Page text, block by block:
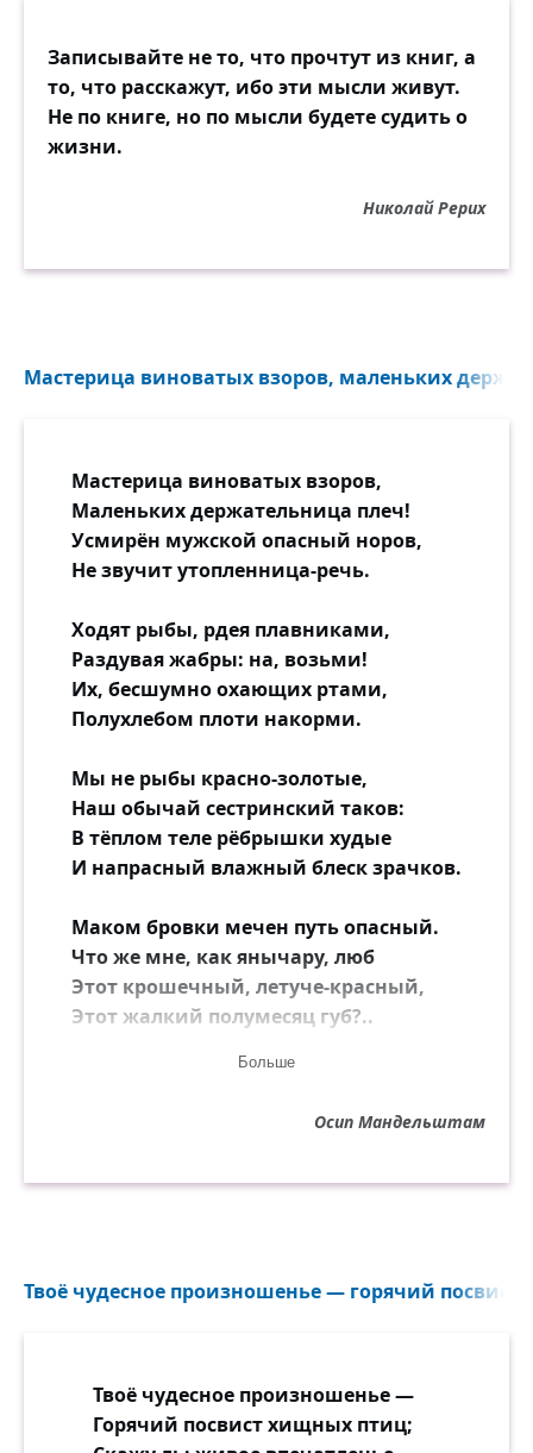
Записывайте не то, что прочтут из книг, а
то, что расскажут, ибо эти мысли живут.
Не по книге, но по мысли будете судить о
жизни.
Николай Рерих
Мастерица виноватых взоров, маленьких
Мастерица виноватых взоров,
Маленьких держательница плеч!
Усмирён мужской опасный норов,
Не звучит утопленница-речь.
Ходят рыбы, рдея плавниками,
Раздувая жабры: на, возьми!
Их, бесшумно охающих ртами,
Полухлебом плоти накорми.
Мы не рыбы красно-золотые,
Наш обычай сестринский таков:
В тёплом теле рёбрышки худые
И напрасный влажный блеск зрачков.
Маком бровки мечен путь опасный.
Что же мне, как янычару, люб
Этот крошечный, летуче-красный,
Этот жалкий полумесяц губ?..
Не серчай, турчанка дорогая:
Твои речи тёмные глотая,
Я стою у твёрдого порога.
Больше
Осип Мандельштам
Твоё чудесное произношенье — горячий
Твоё чудесное произношенье —
Горячий посвист хищных птиц;